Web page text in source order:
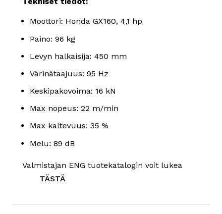
Moottori: Honda GX160, 4,1 hp
Paino: 96 kg
Levyn halkaisija: 450 mm
Värinätaajuus: 95 Hz
Keskipakovoima: 16 kN
Max nopeus: 22 m/min
Max kaltevuus: 35 %
Melu: 89 dB
Valmistajan ENG tuotekatalogin voit lukea
TÄSTÄ